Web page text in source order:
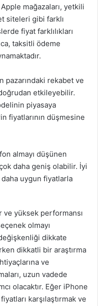
mağazaları, yetkili
siteleri gibi farklı
fiyat farklılıkları
taksitli ödeme
pazarındaki rekabet ve
etkileyebilir.
piyasaya
fiyatlarının düşmesine
almayı düşünen
daha geniş olabilir. İyi
uygun fiyatlarla
ve yüksek performansı
olmayı
dikkate
dikkatli bir araştırma
ve
uzun vadede
olacaktır. Eğer iPhone
karşılaştırmak ve